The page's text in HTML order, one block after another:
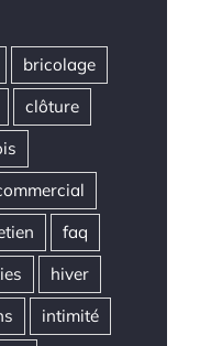
bricolage
clôture
faq
hiver
intimité